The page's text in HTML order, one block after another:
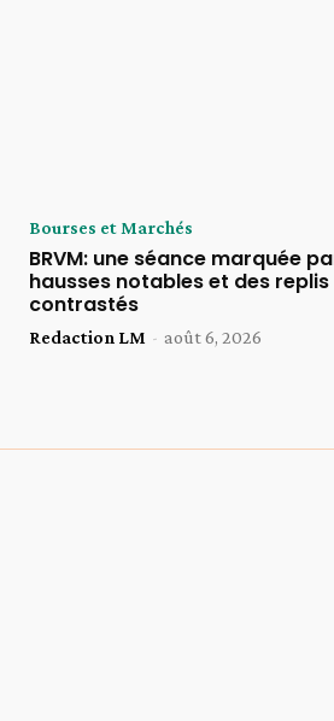
Bourses et Marchés
BRVM: une séance marquée
hausses notables et des replis
contrastés
Redaction LM - août 6, 2026